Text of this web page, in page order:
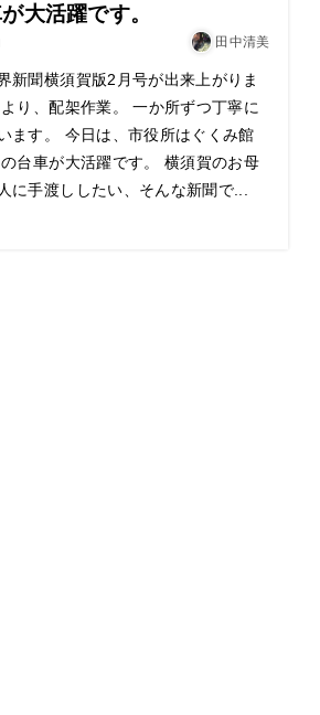
大活躍です。
田中清美
新聞横須賀版2月号が出来上がりま
り、配架作業。 一か所ずつ丁寧に
ます。 今日は、市役所はぐくみ館
台車が大活躍です。 横須賀のお母
に手渡ししたい、そんな新聞で...